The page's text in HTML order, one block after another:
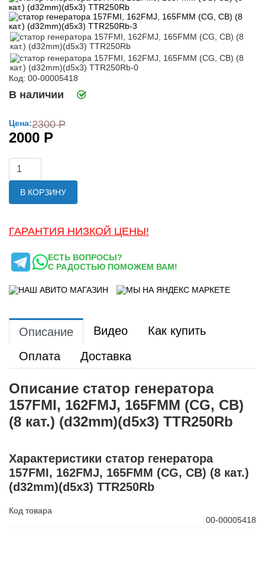
Код: 00-00005418
В наличии
Цена:2300 Р
2000 Р
В КОРЗИНУ
ГАРАНТИЯ НИЗКОЙ ЦЕНЫ!
ЕСТЬ ВОПРОСЫ?
С РАДОСТЬЮ ПОМОЖЕМ ВАМ!
Описание Видео
Как купить
Оплата
Доставка
Описание статор генератора
157FMI, 162FMJ, 165FMM (CG, CB)
(8 кат.) (d32mm)(d5x3) TTR250Rb
Характеристики статор генератора
157FMI, 162FMJ, 165FMM (CG, CB) (8 кат.)
(d32mm)(d5x3) TTR250Rb
Код товара
00-00005418